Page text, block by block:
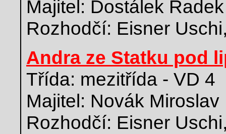
Majitel: Dostálek Radek
Rozhodčí: Eisner
Andra ze Statku pod
Třída: mezitřída - VD 4
Majitel: Novák Miroslav
Rozhodčí: Eisner